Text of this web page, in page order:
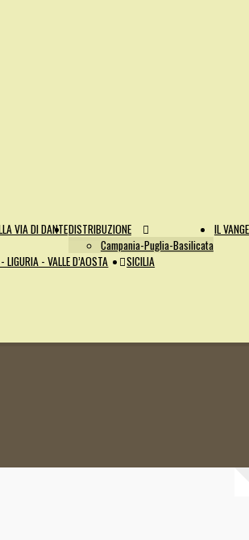
VIA DI DANTEDISTRIBUZIONE
Campania-Puglia-Basilicata
IL
LIGURIA - VALLE D’AOSTA
SICILIA